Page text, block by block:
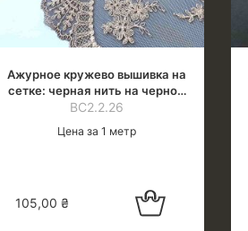
Ажурное кружево вышивка на
сетке: черная нить на черной
сетке
ВС2.2.26
Цена за 1 метр
105,00₴ Добавить в
корзину